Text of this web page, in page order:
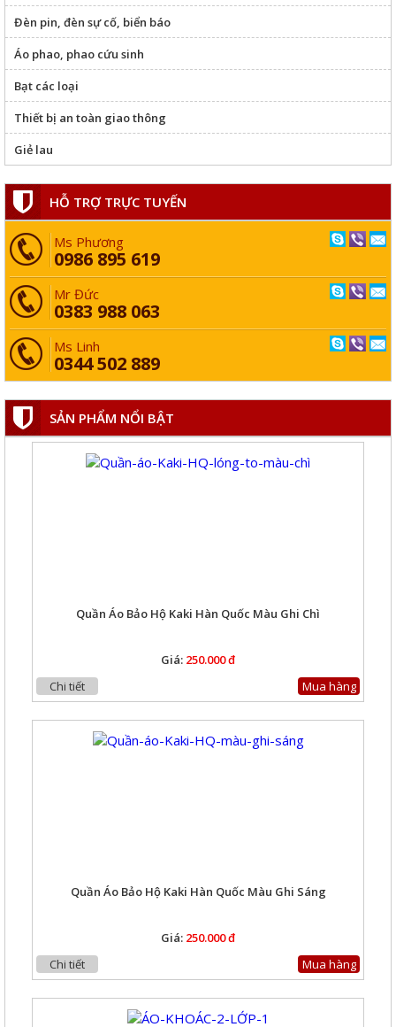
Đèn pin, đèn sự cố, biển báo
Áo phao, phao cứu sinh
Bạt các loại
Thiết bị an toàn giao thông
Giẻ lau
HỖ TRỢ TRỰC TUYẾN
Ms Phương
0986 895 619
Mr Đức
0383 988 063
Ms Linh
0344 502 889
SẢN PHẨM NỔI BẬT
THANG DÂY CHỐNG CHÁY
Giá:Liên Hệ
Chi tiết
Mua hàng
Giá:180.000 đ
Chi tiết
Quần Áo Bảo Hộ Kaki Hàn Quốc Màu Ghi Chì
Giá: 250.000 đ
Chi tiết
Mua hàng
Quần Áo Bảo Hộ Kaki Hàn Quốc Màu Ghi Sáng
Giá: 250.000 đ
Chi tiết
Mua hàng